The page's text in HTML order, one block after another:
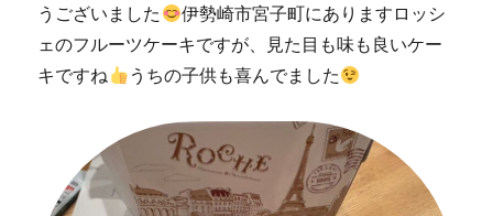
うございました
伊勢崎市宮子町にありますロッシ
ェのフルーツケーキですが、見た目も味も良いケー
キですね
うちの子供も喜んでました